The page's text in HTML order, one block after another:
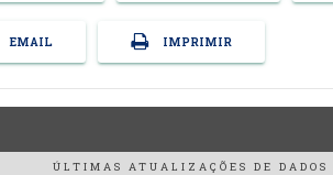
EMAIL IMPRIMIR
ÚLTIMAS ATUALIZAÇÕES DE DADOS